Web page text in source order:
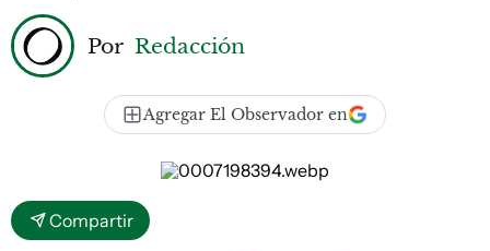
Por Redacción
Agregar El Observador en
Compartir